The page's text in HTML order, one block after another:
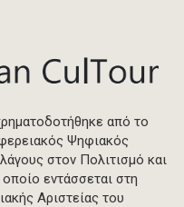
από το
Ψηφιακός
στον Πολιτισμό και
εντάσσεται στη
Αριστείας του